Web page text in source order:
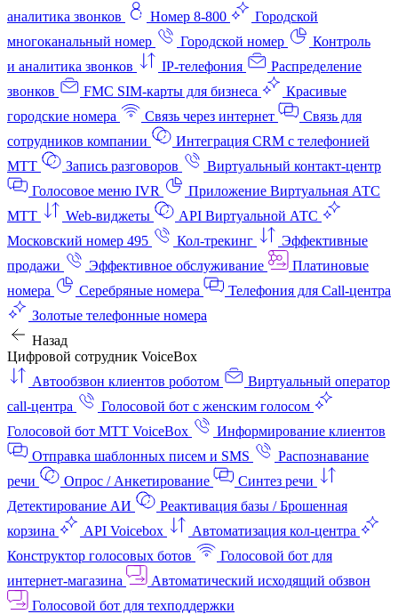
аналитика звонков
Номер 8-800
Городской
многоканальный номер
Городской номер
Контроль
и аналитика звонков
IP-телефония
Распределение
звонков
FMC SIM-карты для бизнеса
Красивые
городские номера
Связь через интернет
Связь для
сотрудников компании
Интеграция CRM с телефонией
МТТ
Запись разговоров
Виртуальный контакт‑центр
Голосовое меню IVR
Приложение Виртуальная АТС
МТТ
Web-виджеты
API Виртуальной АТС
Московский номер 495
Кол-трекинг
Эффективные
продажи
Эффективное обслуживание
Платиновые
номера
Серебряные номера
Телефония для Call-центра
Золотые телефонные номера
Назад
Цифровой сотрудник VoiceBox
Автообзвон клиентов роботом
Виртуальный оператор
call-центра
Голосовой бот с женским голосом
Голосовой бот МТТ VoiceBox
Информирование клиентов
Отправка шаблонных писем и SMS
Распознавание
речи
Опрос / Анкетирование
Синтез речи
Детектирование АИ
Реактивация базы / Брошенная
корзина
API Voicebox
Автоматизация кол‑центра
Конструктор голосовых ботов
Голосовой бот для
интернет‑магазина
Автоматический исходящий обзвон
Голосовой бот для техподдержки